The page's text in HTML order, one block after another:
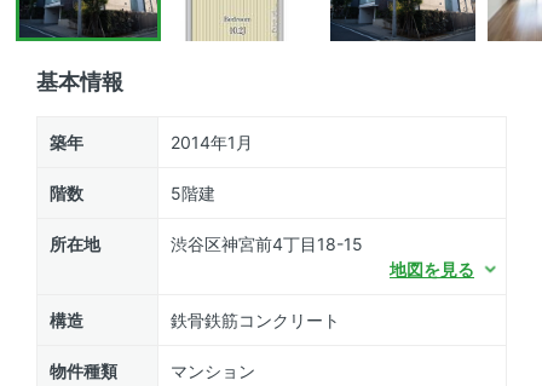
基本情報
築年 2014年1月
階数 5階建
所在地
渋谷区神宮前4丁目18-15
地図を見る
構造 鉄骨鉄筋コンクリート
物件種類 マンション